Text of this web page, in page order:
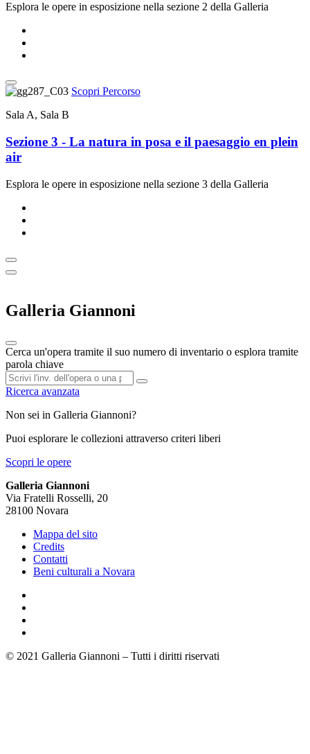
Esplora le opere in esposizione nella sezione 2 della Galleria
Scopri Percorso
Sala A, Sala B
Sezione 3 - La natura in posa e il paesaggio en plein
air
Esplora le opere in esposizione nella sezione 3 della Galleria
Galleria Giannoni
Cerca un'opera tramite il suo numero di inventario o esplora tramite
parola chiave
Ricerca avanzata
Non sei in Galleria Giannoni?
Puoi esplorare le collezioni attraverso criteri liberi
Scopri le opere
Galleria Giannoni
Via Fratelli Rosselli, 20
28100 Novara
Mappa del sito
Credits
Contatti
Beni culturali a Novara
© 2021 Galleria Giannoni – Tutti i diritti riservati